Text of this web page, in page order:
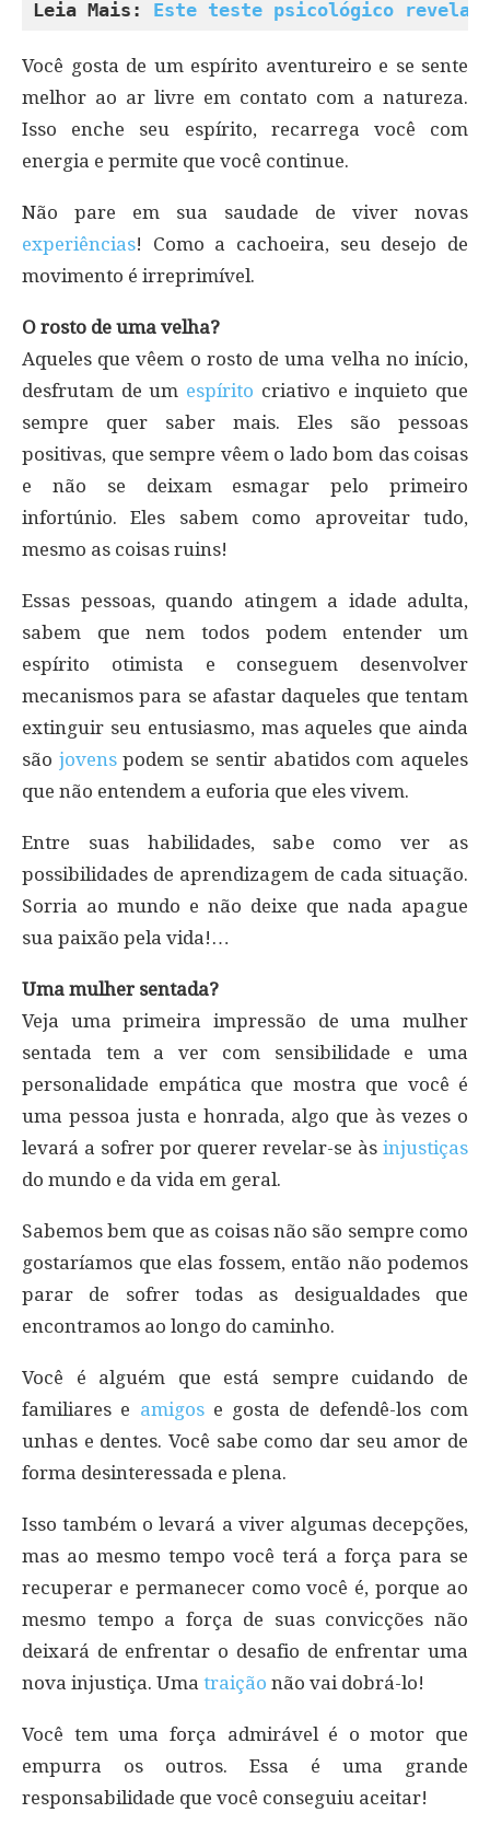
Leia Mais: Este teste psicológico revela
Você gosta de um espírito aventureiro e se sente
melhor ao ar livre em contato com a natureza.
Isso enche seu espírito, recarrega você com
energia e permite que você continue.
Não pare em sua saudade de viver novas
experiências! Como a cachoeira, seu desejo de
movimento é irreprimível.
O rosto de uma velha?
Aqueles que vêem o rosto de uma velha no início,
desfrutam de um espírito criativo e inquieto que
sempre quer saber mais. Eles são pessoas
positivas, que sempre vêem o lado bom das coisas
e não se deixam esmagar pelo primeiro
infortúnio. Eles sabem como aproveitar tudo,
mesmo as coisas ruins!
Essas pessoas, quando atingem a idade adulta,
sabem que nem todos podem entender um
espírito otimista e conseguem desenvolver
mecanismos para se afastar daqueles que tentam
extinguir seu entusiasmo, mas aqueles que ainda
são jovenspodem se sentir abatidos com aqueles
que não entendem a euforia que eles vivem.
Entre suas habilidades, sabe como ver as
possibilidades de aprendizagem de cada situação.
Sorria ao mundo e não deixe que nada apague
sua paixão pela vida!…
Uma mulher sentada?
Veja uma primeira impressão de uma mulher
sentada tem a ver com sensibilidade e uma
personalidade empática que mostra que você é
uma pessoa justa e honrada, algo que às vezes o
levará a sofrer por querer revelar-se às injustiças
do mundo e da vida em geral.
Sabemos bem que as coisas não são sempre como
gostaríamos que elas fossem, então não podemos
parar de sofrer todas as desigualdades que
encontramos ao longo do caminho.
Você é alguém que está sempre cuidando de
familiares e amigose gosta de defendê-los com
unhas e dentes. Você sabe como dar seu amor de
forma desinteressada e plena.
Isso também o levará a viver algumas decepções,
mas ao mesmo tempo você terá a força para se
recuperar e permanecer como você é, porque ao
mesmo tempo a força de suas convicções não
deixará de enfrentar o desafio de enfrentar uma
nova injustiça. Uma traição não vai dobrá-lo!
Você tem uma força admirável é o motor que
empurra os outros. Essa é uma grande
responsabilidade que você conseguiu aceitar!